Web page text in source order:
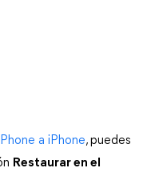
a iPhone, puedes
Restaurar en el